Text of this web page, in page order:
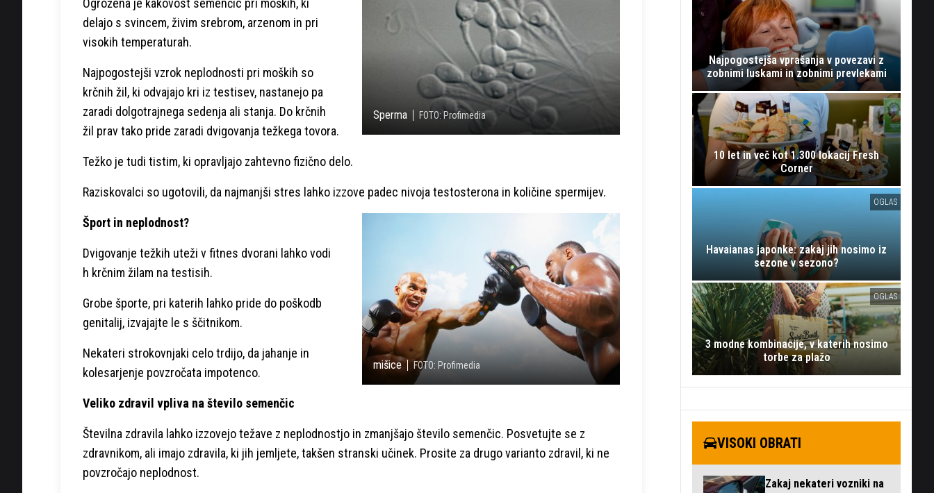
Sperma FOTO: Profimedia
delajo s svincem, živim srebrom, arzenom in pri
visokih temperaturah.
Najpogostejši vzrok neplodnosti pri moških so
krčnih žil, ki odvajajo kri iz testisev, nastanejo pa
zaradi dolgotrajnega sedenja ali stanja. Do krčnih
žil prav tako pride zaradi dvigovanja težkega tovora.
Težko je tudi tistim, ki opravljajo zahtevno fizično delo.
Raziskovalci so ugotovili, da najmanjši stres lahko izzove padec nivoja testosterona in količine spermijev.
mišice FOTO: Profimedia
Šport in neplodnost?
Dvigovanje težkih uteži v fitnes dvorani lahko vodi
h krčnim žilam na testisih.
Grobe športe, pri katerih lahko pride do poškodb
genitalij, izvajajte le s ščitnikom.
Nekateri strokovnjaki celo trdijo, da jahanje in
kolesarjenje povzročata impotenco.
Veliko zdravil vpliva na število semenčic
Številna zdravila lahko izzovejo težave z neplodnostjo in zmanjšajo število semenčic. Posvetujte se z
zdravnikom, ali imajo zdravila, ki jih jemljete, takšen stranski učinek. Prosite za drugo varianto zdravil, ki ne
povzročajo neplodnost.
Najpogostejša vprašanja v povezavi z
zobnimi luskami in zobnimi prevlekami
10 let in več kot 1.300 lokacij Fresh
Corner
OGLAS
Havaianas japonke: zakaj jih nosimo iz
sezone v sezono?
OGLAS
3 modne kombinacije, v katerih nosimo
torbe za plažo
VISOKI OBRATI
Zakaj nekateri vozniki na